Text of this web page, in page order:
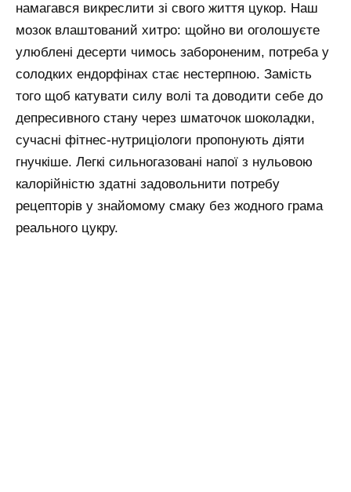
намагався викреслити зі свого життя цукор. Наш
мозок влаштований хитро: щойно ви оголошуєте
улюблені десерти чимось забороненим, потреба у
солодких ендорфінах стає нестерпною. Замість
того щоб катувати силу волі та доводити себе до
депресивного стану через шматочок шоколадки,
сучасні фітнес-нутриціологи пропонують діяти
гнучкіше. Легкі сильногазовані напої з нульовою
калорійністю здатні задовольнити потребу
рецепторів у знайомому смаку без жодного грама
реального цукру.